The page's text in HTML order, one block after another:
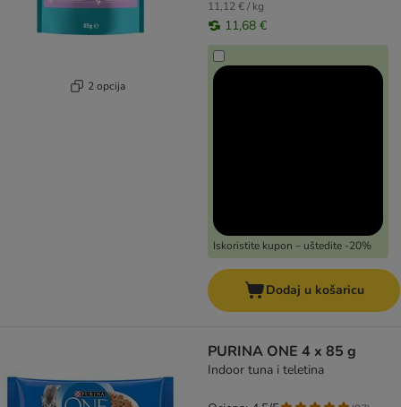
2 opcija
11,12 € / kg
11,68 €
Iskoristite kupon – uštedite -20%
Dodaj u košaricu
PURINA ONE 4 x 85 g
Indoor tuna i teletina